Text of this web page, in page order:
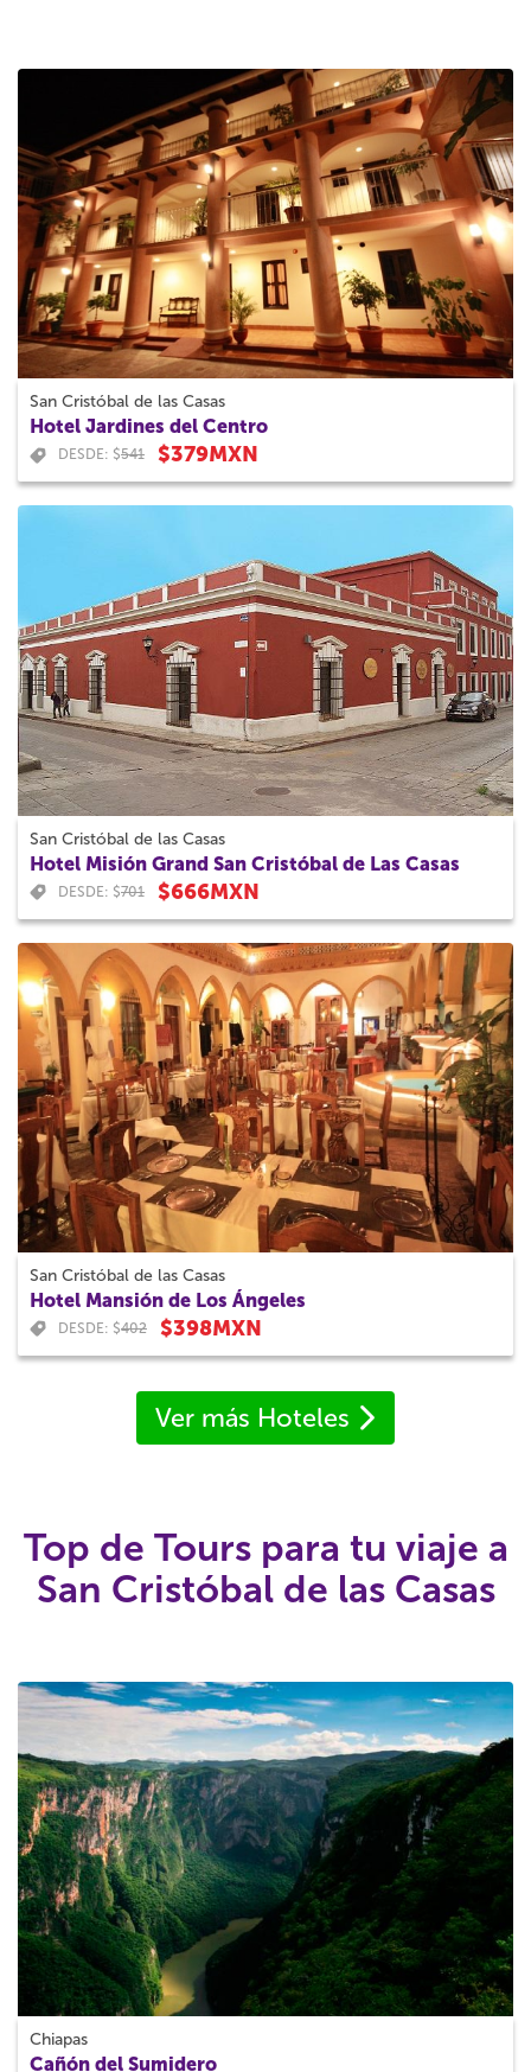
San Cristóbal de las Casas
Hotel Jardines del Centro
DESDE: $541 $379MXN
San Cristóbal de las Casas
Hotel Misión Grand San Cristóbal de Las Casas
DESDE: $701 $666MXN
San Cristóbal de las Casas
Hotel Mansión de Los Ángeles
DESDE: $402 $398MXN
Ver más Hoteles
Top de Tours para tu viaje a
San Cristóbal de las Casas
Chiapas
Cañón del Sumidero